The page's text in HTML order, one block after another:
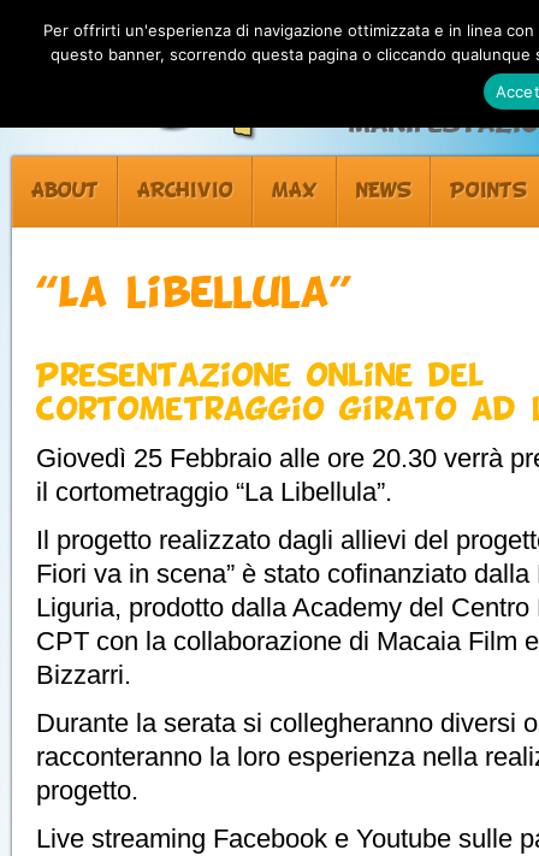
ABOUT ARCHIVIO MAX NEWS POINTS
“La libellula”
Presentazione online del
cortometraggio girato ad
Giovedì 25 Febbraio alle ore 20.30 verrà
il cortometraggio “La Libellula”.
Il progetto realizzato dagli allievi del
Fiori va in scena” è stato cofinanziato
Liguria, prodotto dalla Academy del
CPT con la collaborazione di Macaia Film
Bizzarri.
Durante la serata si collegheranno diversi
racconteranno la loro esperienza nella
progetto.
Live streaming Facebook e Youtube sulle
Per offrirti un'esperienza di navigazione ottimizzata e in linea
questo banner, scorrendo questa pagina o cliccando